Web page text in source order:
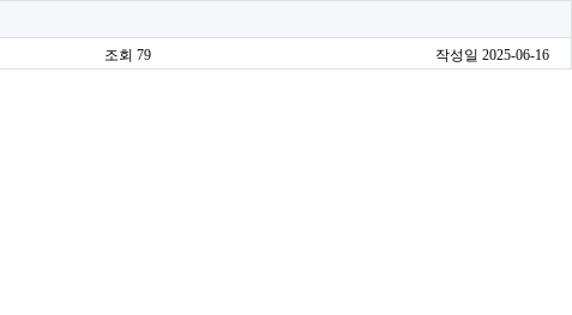
조회 79 작성일 2025-06-16